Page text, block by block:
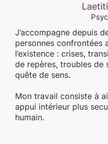
J’accompagne depuis
personnes confrontées
l’existence : crises,
de repères, troubles de
quête de sens.
Mon travail consiste à
appui intérieur plus
humain.